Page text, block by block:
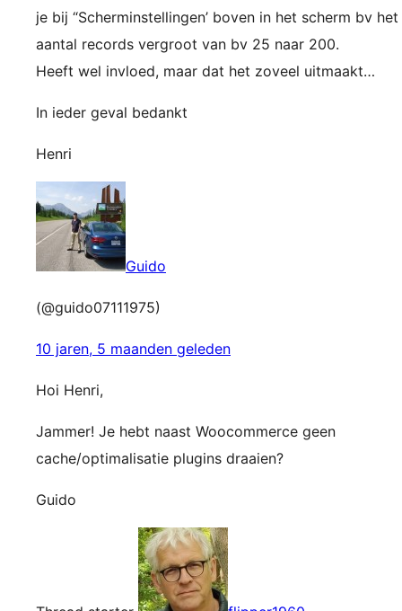
je bij “Scherminstellingen’ boven in het scherm bv het
aantal records vergroot van bv 25 naar 200.
Heeft wel invloed, maar dat het zoveel uitmaakt…
In ieder geval bedankt
Henri
Guido
(@guido07111975)
10 jaren, 5 maanden geleden
Hoi Henri,
Jammer! Je hebt naast Woocommerce geen
cache/optimalisatie plugins draaien?
Guido